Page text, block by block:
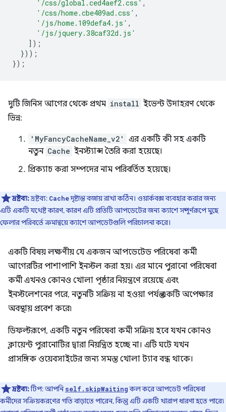
'/css/global.ced4aef2.css' ,
'/css/home.cbe409ad.css' ,
'/js/home.109defa4.js' ,
'/js/jquery.38caf32d.js'
]);
}));
});
দুটি জিনিস আগের থেকে প্রথম install ইভেন্ট উদাহরণ থেকে
ভিন্ন:
'MyFancyCacheName_v2'
এর একটি কী সহ একটি
নতুন Cache ইনস্ট্যান্স তৈরি করা হয়েছে।
প্রিক্যাচ করা সম্পদের নাম পরিবর্তিত হয়েছে।
দ্রষ্টব্য:দ্রষ্টব্য: Cacheদৃষ্টান্ত বজায় রাখা কঠিন। ওয়ার্কবক্স ব্যবহার করার জন্য
এটি একটি যথেষ্ট কারণ, কারণ এটি প্রতিটি আপডেটের জন্য ক্যাশে সম্পূর্ণরূপে মুছে
ফেলার পরিবর্তে ক্রমান্বয়ে ক্যাশে আপডেটগুলি পরিচালনা করে।
একটি বিষয় লক্ষণীয় যে একজন আপডেটেড পরিষেবা কর্মী
আগেরটির পাশাপাশি ইনস্টল করা হয়। এর মানে পুরানো পরিষেবা
কর্মী এখনও কোনও খোলা পৃষ্ঠার নিয়ন্ত্রণে রয়েছে এবং
ইনস্টলেশনের পরে, নতুনটি সক্রিয় না হওয়া পর্যন্ত একটি অপেক্ষার
অবস্থায় প্রবেশ করে৷
ডিফল্টরূপে, একটি নতুন পরিষেবা কর্মী সক্রিয় হবে যখন কোনও
ক্লায়েন্ট পুরানোটির দ্বারা নিয়ন্ত্রিত হচ্ছে না। এটি ঘটে যখন
প্রাসঙ্গিক ওয়েবসাইটের জন্য সমস্ত খোলা ট্যাব বন্ধ থাকে।
দ্রষ্টব্য:টিপ: আপনিself.skipWaitingকল করে আপডেট পরিষেবা
কর্মীদের সক্রিয়করণের গতি বাড়াতে পারেন, কিন্তু এটি একটি খারাপ ধারণা হতে পারে৷